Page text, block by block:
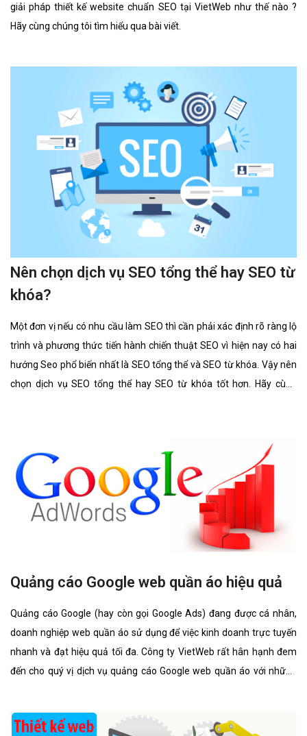
giải pháp thiết kế website chuẩn SEO tại VietWeb như thế nào ?
Hãy cùng chúng tôi tìm hiểu qua bài viết.
Nên chọn dịch vụ SEO tổng thể hay SEO từ
khóa?
Một đơn vị nếu có nhu cầu làm SEO thì cần phải xác định rõ ràng lộ
trình và phương thức tiến hành chiến thuật SEO vì hiện nay có hai
hướng Seo phổ biến nhất là SEO tổng thể và SEO từ khóa. Vậy nên
chọn dịch vụ SEO tổng thể hay SEO từ khóa tốt hơn. Hãy cùng
Quảng cáo Google web quần áo hiệu quả
Quảng cáo Google (hay còn gọi Google Ads) đang được cá nhân,
doanh nghiệp web quần áo sử dụng để việc kinh doanh trực tuyến
nhanh và đạt hiệu quả tối đa. Công ty VietWeb rất hân hạnh đem
đến cho quý vị dịch vụ quảng cáo Google web quần áo với những